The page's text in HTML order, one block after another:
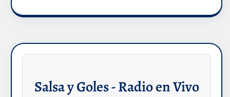
Salsa y Goles - Radio en Vivo